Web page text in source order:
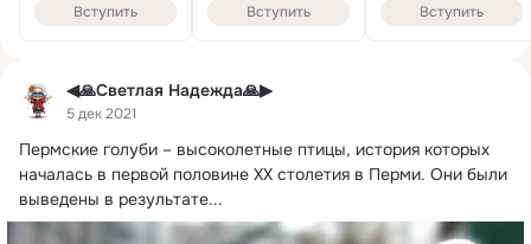
Вступить
Вступить
Вступить
◀🙏Светлая Надежда🙏▶
5 дек 2021
Пермские голуби – высоколетные птицы, история которых
началась в первой половине XX столетия в Перми. Они были
выведены в результате...